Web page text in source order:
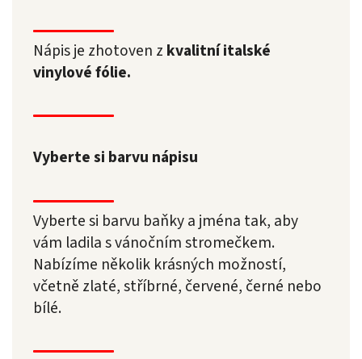
Nápis je zhotoven z kvalitní italské
vinylové fólie.
Vyberte si barvu nápisu
Vyberte si barvu baňky a jména tak, aby
vám ladila s vánočním stromečkem.
Nabízíme několik krásných možností,
včetně zlaté, stříbrné, červené, černé nebo
bílé.